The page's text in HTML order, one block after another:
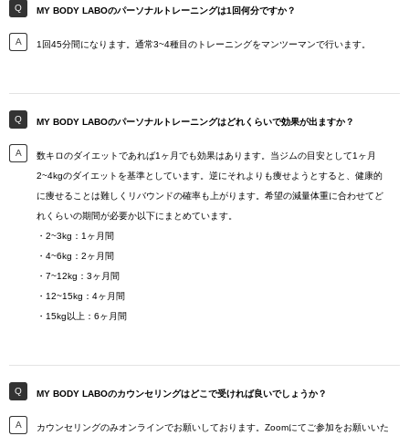
MY BODY LABOのパーソナルトレーニングは1回何分ですか？
1回45分間になります。通常3~4種目のトレーニングをマンツーマンで行います。
MY BODY LABOのパーソナルトレーニングはどれくらいで効果が出ますか？
数キロのダイエットであれば1ヶ月でも効果はあります。当ジムの目安として1ヶ月
2~4kgのダイエットを基準としています。逆にそれよりも痩せようとすると、健康的
に痩せることは難しくリバウンドの確率も上がります。希望の減量体重に合わせてど
れくらいの期間が必要か以下にまとめています。
・2~3kg：1ヶ月間
・4~6kg：2ヶ月間
・7~12kg：3ヶ月間
・12~15kg：4ヶ月間
・15kg以上：6ヶ月間
MY BODY LABOのカウンセリングはどこで受ければ良いでしょうか？
カウンセリングのみオンラインでお願いしております。Zoomにてご参加をお願いいた